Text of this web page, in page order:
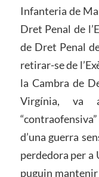
Infanteria de
Dret Penal de
de Dret Penal
retirar-se de
la Cambra de
Virgínia, va
d’una guerra
perdedora per a
puguin